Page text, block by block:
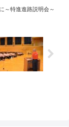
～特進進路説明会～